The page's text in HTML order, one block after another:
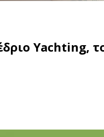
Yachting,